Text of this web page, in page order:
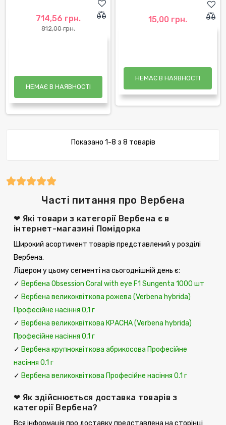
714,56 грн.
812,00 грн.
НЕМАЄ В НАЯВНОСТІ
15,00 грн.
НЕМАЄ В НАЯВНОСТІ
Показано 1-8 з 8 товарів
Часті питання про Вербена
❤ Які товари з категорії Вербена є в
інтернет-магазині Помідорка
Широкий асортимент товарів представлений у розділі
Вербена.
Лідером у цьому сегменті на сьогоднішній день є:
✓ Вербена Obsession Coral with eye F1 Sungenta 1000 шт
✓ Вербена великоквіткова рожева (Verbena hybrida)
Професійне насіння 0,1 г
✓ Вербена великоквіткова КРАСНА (Verbena hybrida)
Професійне насіння 0,1 г
✓ Вербена крупноквіткова абрикосова Професійне
насіння 0.1 г
✓ Вербена великоквіткова Професійне насіння 0.1 г
❤ Як здійснюється доставка товарів з
категорії Вербена?